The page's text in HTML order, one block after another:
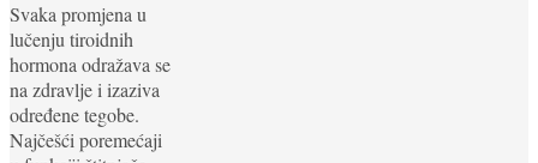
Svaka promjena u
lučenju tiroidnih
hormona odražava se
na zdravlje i izaziva
određene tegobe.
Najčešći poremećaji